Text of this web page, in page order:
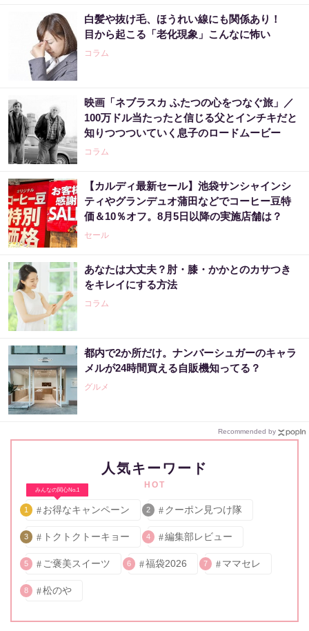
白髪や抜け毛、ほうれい線にも関係あり！
目から起こる「老化現象」こんなに怖い
コラム
映画「ネブラスカ ふたつの心をつなぐ旅」／
100万ドル当たったと信じる父とインチキだと
知りつつついていく息子のロードムービー
コラム
【カルディ最新セール】池袋サンシャインシ
ティやグランデュオ蒲田などでコーヒー豆特
価＆10％オフ。8月5日以降の実施店舗は？
セール
あなたは大丈夫？肘・膝・かかとのカサつき
をキレイにする方法
コラム
都内で2か所だけ。ナンバーシュガーのキャラ
メルが24時間買える自販機知ってる？
グルメ
Recommended by
人気キーワード
HOT
みんなの関心No.1
1 お得なキャンペーン 2 クーポン見つけ隊
3 トクトクトーキョー 4 編集部レビュー
5 ご褒美スイーツ 6 福袋2026 7 ママセレ
8 松のや